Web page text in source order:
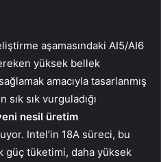
aşamasındaki AI5/AI6
yüksek bellek
amacıyla tasarlanmış
sık sık vurguladığı
nesil üretim
Intel’in 18A süreci, bu
güç tüketimi, daha yüksek